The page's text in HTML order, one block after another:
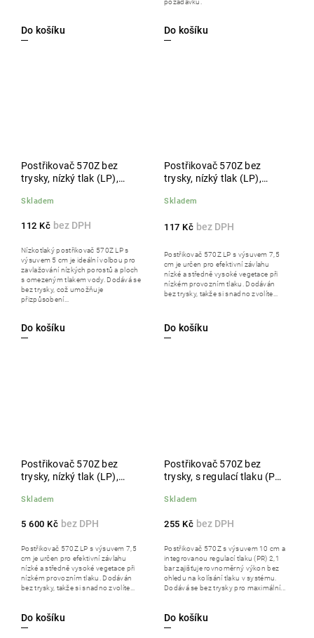
Do košíku Do košíku
Postřikovač 570Z bez
trysky, nízký tlak (LP),
Skladem
112 Kč
Do košíku
Nízkotlaký postřikovač 570Z LP s
výsuvem 5 cm je ideální volbou pro
zavlažování nízkých porostů a ploch
s omezeným tlakem vody. Dodává se
bez trysky, což umožňuje
přizpůsobení...
Postřikovač 570Z bez
trysky, nízký tlak (LP),
Skladem
117 Kč
Do košíku
Postřikovač 570Z LP s výsuvem 7,5
cm je určen pro efektivní závlahu
nízké a středně vysoké vegetace při
nízkém provozním tlaku. Dodáván
bez trysky, takže si snadno zvolíte...
Postřikovač 570Z bez
trysky, nízký tlak (LP),
Skladem
5 600 Kč
Do košíku
Postřikovač 570Z LP s výsuvem 7,5
cm je určen pro efektivní závlahu
nízké a středně vysoké vegetace při
nízkém provozním tlaku. Dodáván
bez trysky, takže si snadno zvolíte...
Postřikovač 570Z bez
trysky, s regulací tlaku (PR)
Skladem
255 Kč
Do košíku
Postřikovač 570Z s výsuvem 10 cm a
integrovanou regulací tlaku (PR) 2,1
bar zajišťuje rovnoměrný výkon bez
ohledu na kolísání tlaku v systému.
Dodává se bez trysky pro maximální...